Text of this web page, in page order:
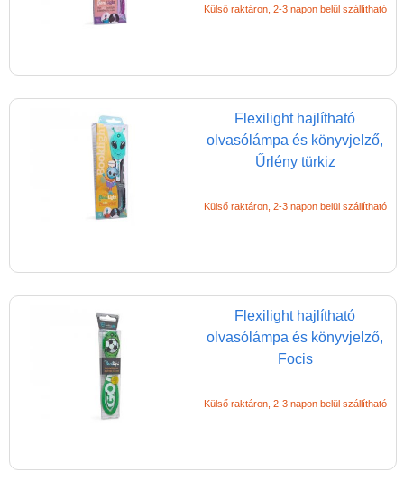
Külső raktáron, 2-3 napon belül szállítható
Flexilight hajlítható
olvasólámpa és könyvjelző,
Űrlény türkiz
Külső raktáron, 2-3 napon belül szállítható
Flexilight hajlítható
olvasólámpa és könyvjelző,
Focis
Külső raktáron, 2-3 napon belül szállítható
Játék hangszer
Gyerekszoba
Intelligens gyurma
Iskolaszerek
Kerti játékok
Logikai játékok
LOGICO
Magyar játékok
Mozgásfejlesztő játékok